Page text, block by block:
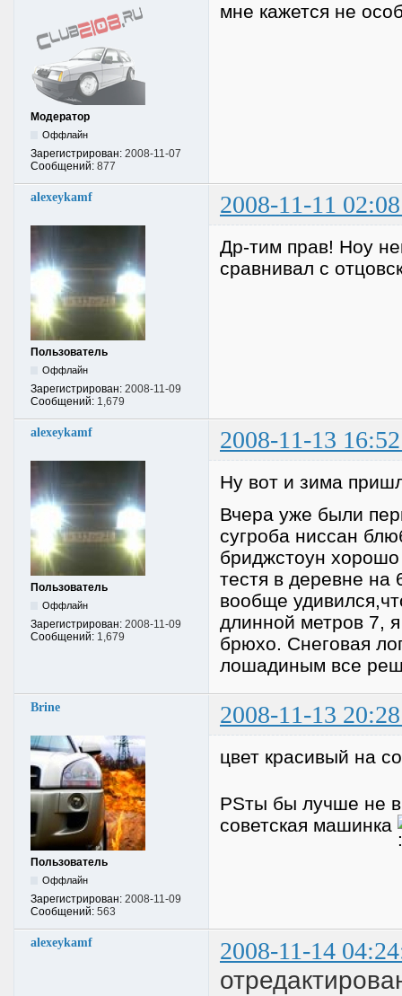
Модератор
Оффлайн
Зарегистрирован: 2008-11-07
Сообщений: 877
мне кажется не
alexeykamf 2008-11-11
Пользователь
Оффлайн
Зарегистрирован: 2008-11-09
Сообщений: 1,679
Др-тим прав! Ноу
сравнивал с
alexeykamf 2008-11-13
Пользователь
Оффлайн
Зарегистрирован: 2008-11-09
Сообщений: 1,679
Ну вот и зима
Вчера уже были
сугроба ниссан
бриджстоун
тестя в деревне
вообще
длинной метров 7,
брюхо. Снеговая
лошадиным все
Brine 2008-11-13
Пользователь
Оффлайн
Зарегистрирован: 2008-11-09
Сообщений: 563
цвет красивый на
PSты бы лучше не
советская машинка
alexeykamf 2008-11-14